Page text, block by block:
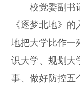
校党委副书记
《逐梦北地》
地把大学比作一
识大学、规划大
事、做好防控五